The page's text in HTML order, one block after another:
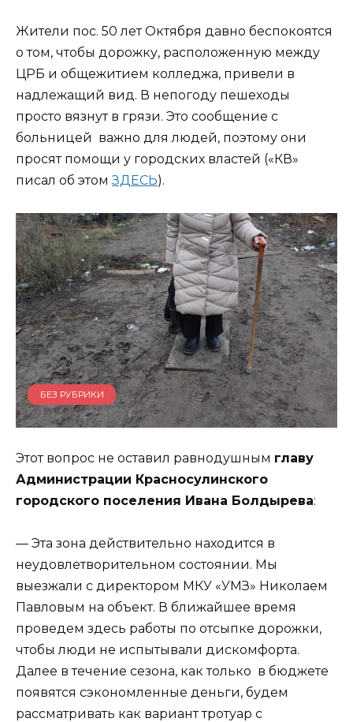
Жители пос. 50 лет Октября давно беспокоятся
о том, чтобы дорожку, расположенную между
ЦРБ и общежитием колледжа, привели в
надлежащий вид. В непогоду пешеходы
просто вязнут в грязи. Это сообщение с
больницей важно для людей, поэтому они
просят помощи у городских властей («КВ»
писал об этомЗДЕСЬ).
БЕЗ РУБРИКИ
Этот вопрос не оставил равнодушным главу
Администрации Красносулинского
городского поселения Ивана Болдырева:
— Эта зона действительно находится в
неудовлетворительном состоянии. Мы
выезжали с директором МКУ «УМЗ» Николаем
Павловым на объект. В ближайшее время
проведем здесь работы по отсыпке дорожки,
чтобы люди не испытывали дискомфорта.
Далее в течение сезона, как только в бюджете
появятся сэкономленные деньги, будем
рассматривать как вариант тротуар с